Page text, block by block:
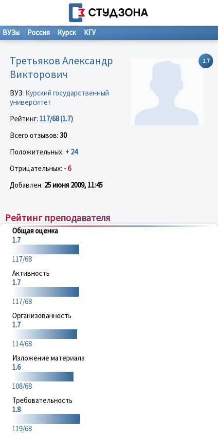
ВУЗы Россия Курск КГУ
1.7
Третьяков Александр
Викторович
ВУЗ: Курский государственный
университет
Рейтинг: 117/68 (1.7)
Всего отзывов: 30
Положительных: + 24
Отрицательных: - 6
Добавлен: 25 июня 2009, 11:45
Рейтинг преподавателя
Общая оценка
1.7
117/68
Активность
1.7
117/68
Организованность
1.7
114/68
Изложение материала
1.6
108/68
Требовательность
1.8
119/68